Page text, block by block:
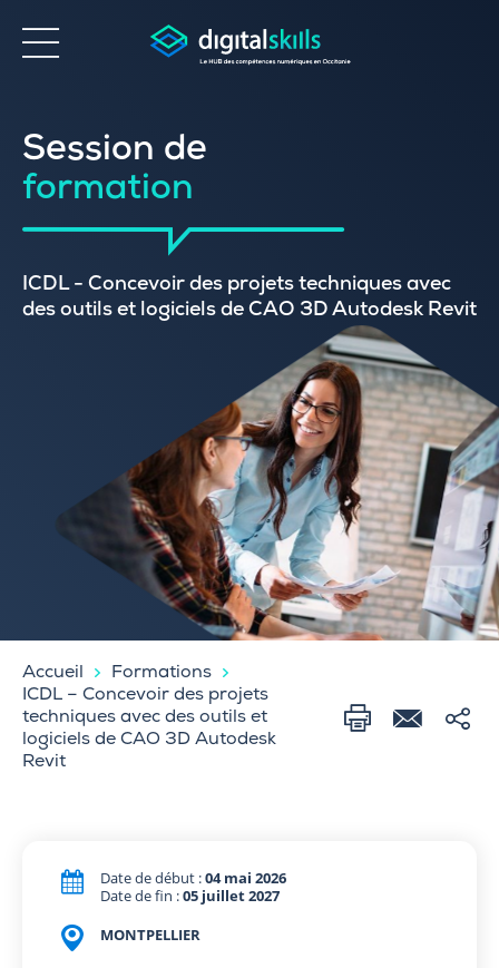
Accessibilité
Session de
formation
ICDL - Concevoir des projets techniques avec
des outils et logiciels de CAO 3D Autodesk Revit
Accueil
Formations
ICDL – Concevoir des projets
techniques avec des outils et
logiciels de CAO 3D Autodesk
Revit
Date de début :04 mai 2026
Date de fin :05 juillet 2027
MONTPELLIER